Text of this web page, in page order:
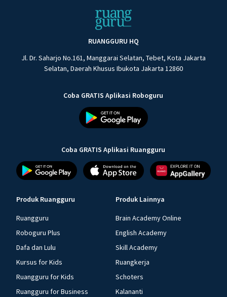
RUANGGURU HQ
Jl. Dr. Saharjo No.161, Manggarai Selatan, Tebet, Kota Jakarta
Selatan, Daerah Khusus Ibukota Jakarta 12860
Coba GRATIS Aplikasi Roboguru
Coba GRATIS Aplikasi Ruangguru
Produk Ruangguru
Ruangguru
Roboguru Plus
Dafa dan Lulu
Kursus for Kids
Ruangguru for Kids
Ruangguru for Business
Produk Lainnya
Brain Academy Online
English Academy
Skill Academy
Ruangkerja
Schoters
Kalananti